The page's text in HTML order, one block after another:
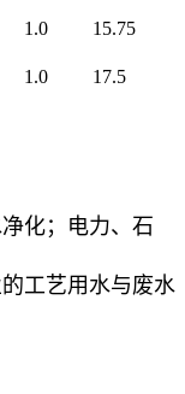
1.0
15.75
1.0 17.5
化；电力、石
工艺用水与废水